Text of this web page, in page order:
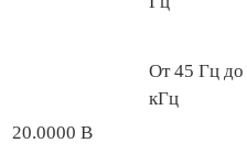
20.0000 В
От 45 Гц до
кГц